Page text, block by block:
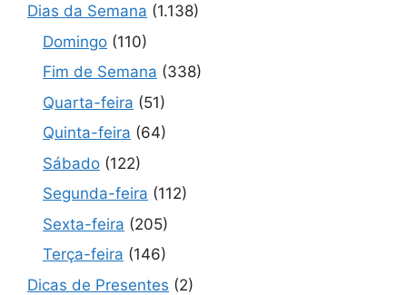
Dias da Semana (1.138)
Domingo (110)
Fim de Semana (338)
Quarta-feira (51)
Quinta-feira (64)
Sábado (122)
Segunda-feira (112)
Sexta-feira (205)
Terça-feira (146)
Dicas de Presentes (2)